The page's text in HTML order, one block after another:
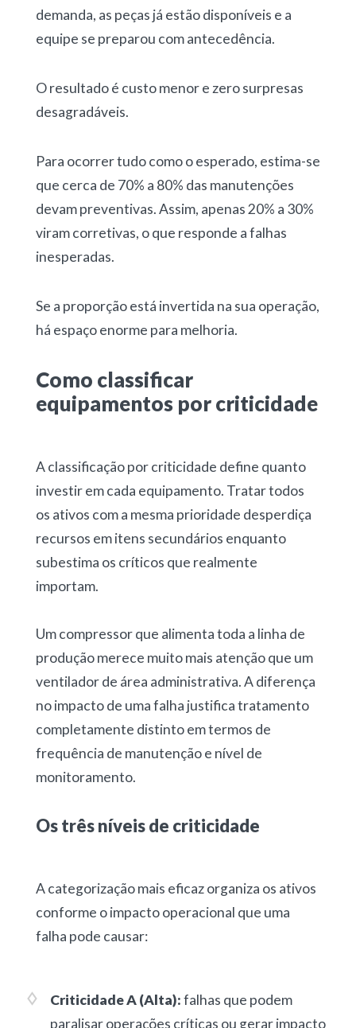
demanda, as peças já estão disponíveis e a
equipe se preparou com antecedência.
O resultado é custo menor e zero surpresas
desagradáveis.
Para ocorrer tudo como o esperado, estima-se
que cerca de 70% a 80% das manutenções
devam preventivas.Assim, apenas 20% a 30%
viram corretivas, o que responde a falhas
inesperadas.
Se a proporção está invertida na sua operação,
há espaço enorme para melhoria.
Como classificar
equipamentos por criticidade
Aclassificação por criticidade define quanto
investir em cada equipamento. Tratar todos
os ativos com a mesma prioridade desperdiça
recursos em itens secundários enquanto
subestima os críticos que realmente
importam.
Um compressor que alimenta toda a linha de
produção merece muito mais atenção que um
ventilador de área administrativa. A diferença
no impacto de uma falha justifica tratamento
completamente distinto em termos de
frequência de manutenção e nível de
monitoramento.
Ostrêsníveis de criticidade
A categorização mais eficaz organiza os ativos
conforme o impacto operacional que uma
falha pode causar:
Criticidade A (Alta):falhas que podem
paralisar operações críticas ou gerar impacto